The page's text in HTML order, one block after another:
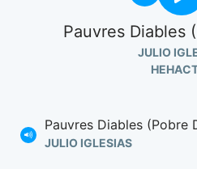
Pauvres Diables
JULIO
Pauvres Diables (Pobre
JULIO IGLESIAS